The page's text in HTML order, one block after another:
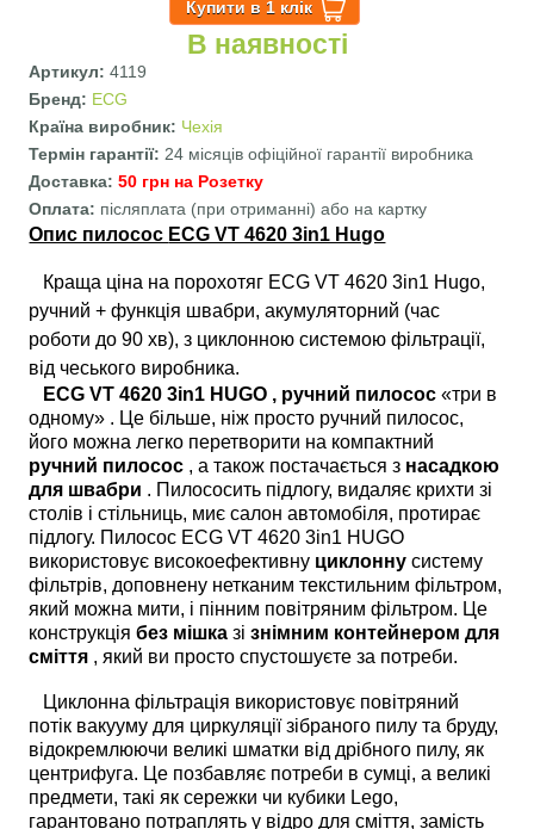
В наявності
Артикул:4119
Бренд: ECG
Країна виробник: Чехія
Термін гарантії:24 місяців офіційної гарантії виробника
Доставка:50 грн на Розетку
Оплата: післяплата (при отриманні) або на картку
Вертикальні вкладки
Опис пилосос ECG VT 4620 3in1 Hugo
Краща ціна на порохотяг ECG VT 4620 3in1 Hugo,
ручний + функція швабри, акумуляторний (час
роботи до 90 хв), з циклонною системою фільтрації,
від чеського виробника.
ECG VT 4620 3in1 HUGO , ручний пилосос «три в
одному» . Це більше, ніж просто ручний пилосос,
його можна легко перетворити на компактний
ручний пилосос , а також постачається з насадкою
для швабри . Пилососить підлогу, видаляє крихти зі
столів і стільниць, миє салон автомобіля, протирає
підлогу. Пилосос ECG VT 4620 3in1 HUGO
використовує високоефективну циклонну систему
фільтрів, доповнену нетканим текстильним фільтром,
який можна мити, і пінним повітряним фільтром. Це
конструкціябез мішка зізнімним контейнером для
сміття , який ви просто спустошуєте за потреби.
Циклонна фільтрація використовує повітряний
потік вакууму для циркуляції зібраного пилу та бруду,
відокремлюючи великі шматки від дрібного пилу, як
центрифуга. Це позбавляє потреби в сумці, а великі
предмети, такі як сережки чи кубики Lego,
гарантовано потраплять у відро для сміття, замість